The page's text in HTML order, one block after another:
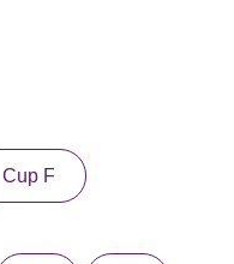
Cup F